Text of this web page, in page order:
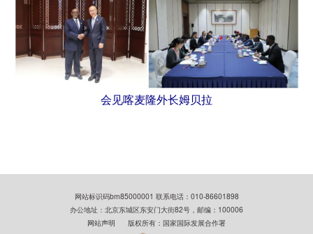
会见喀麦隆外长姆贝拉
网站标识码bm85000001 联系电话：010-86601898
办公地址：北京东城区东安门大街82号，邮编：100006
网站声明
版权所有：国家国际发展合作署